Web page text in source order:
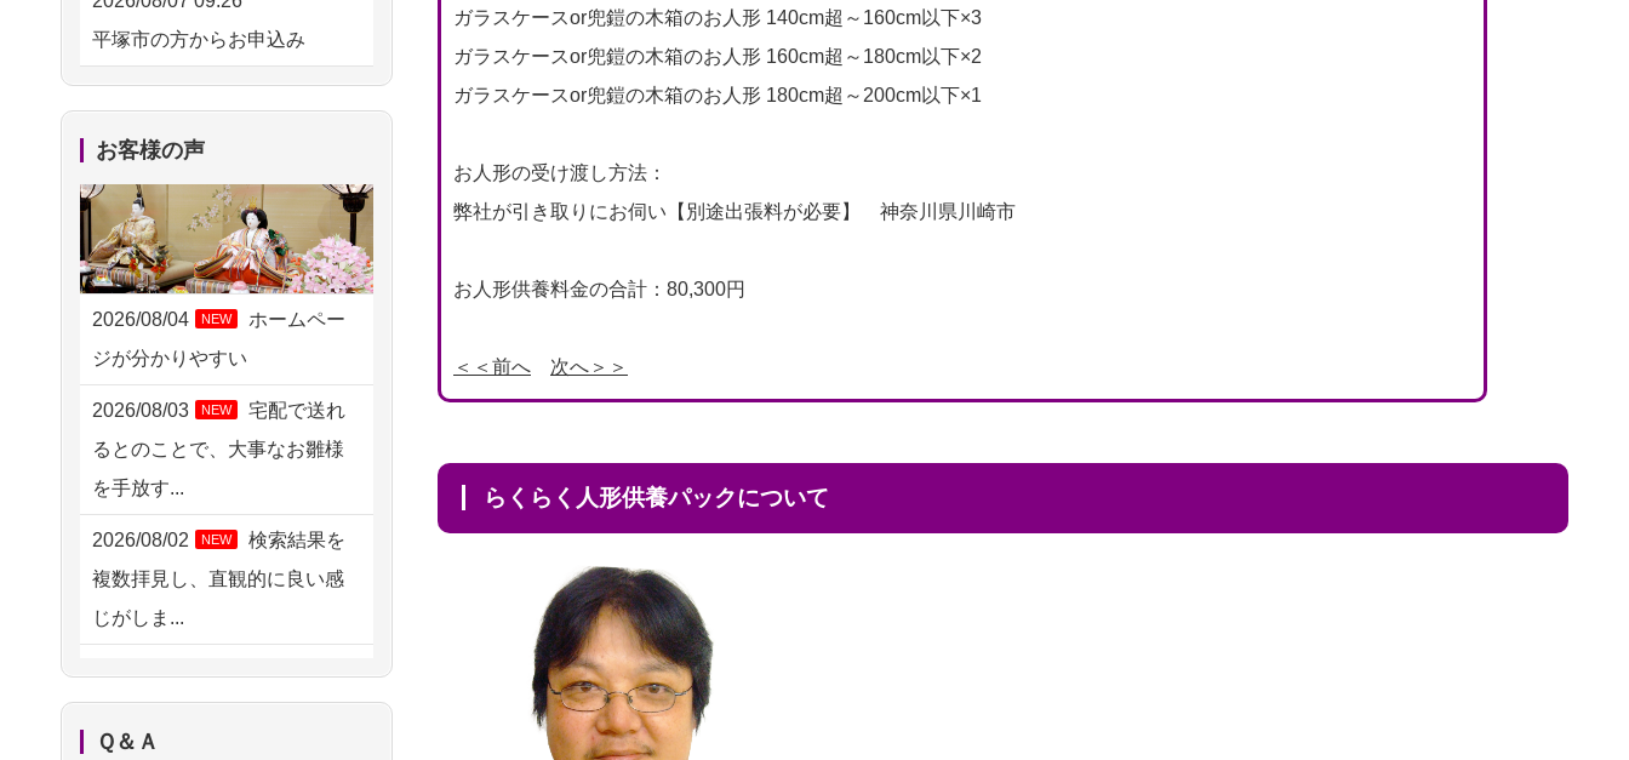
ガラスケースor兜鎧の木箱のお人形 140cm超～160cm以下×3
ガラスケースor兜鎧の木箱のお人形 160cm超～180cm以下×2
ガラスケースor兜鎧の木箱のお人形 180cm超～200cm以下×1
お人形の受け渡し方法：
弊社が引き取りにお伺い【別途出張料が必要】 神奈川県川崎市
お人形供養料金の合計：80,300円
＜＜前へ 次へ＞＞
らくらく人形供養パックについて
平塚市の方からお申込み
2026/08/06 21:28
2026/08/06 17:56
藤沢市の方からお申込み
2026/08/06 10:06
茨城県の方からお申込み
2026/08/06 09:17
三重県の方からお申込み
2026/08/06 06:48
横浜市の方からお申込み
2026/08/05 15:07
東京都の方からお申込み
神奈川の方からお申込み
2026/08/04 17:34
お客様の声
2026/08/04 NEW
ホームペー
ジが分かりやすい
2026/08/03 NEW
宅配で送れ
るとのことで、大事なお雛様
を手放す...
2026/08/02 NEW
検索結果を
複数拝見し、直観的に良い感
じがしま...
ハードルが高そうに思えるの
ですが、...
Ｑ＆Ａ